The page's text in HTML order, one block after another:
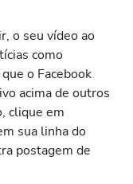
o seu vídeo ao
como
o Facebook
acima de outros
clique em
sua linha do
postagem de